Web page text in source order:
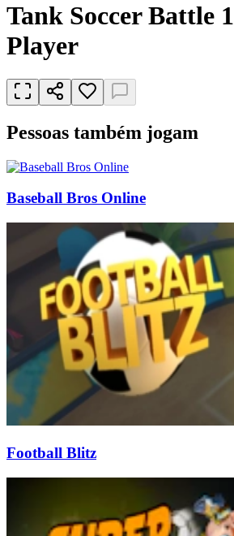
Tank Soccer Battle
Player
Pessoas também jogam
Baseball Bros Online
Football Blitz